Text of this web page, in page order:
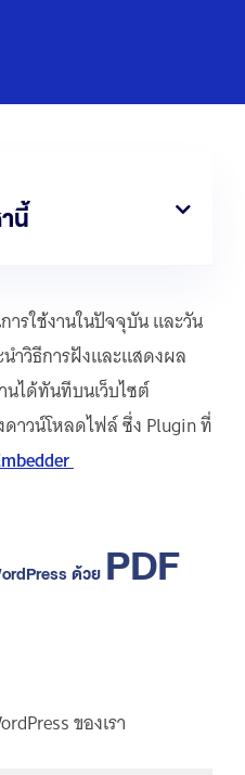
นี้
รใช้งานในปัจจุบัน และวัน
ำวิธีการฝังและแสดงผล
นได้ทันทีบนเว็บไซต์
าวน์โหลดไฟล์ ซึ่ง Plugin ที่
ด้วย PDF
ของเรา